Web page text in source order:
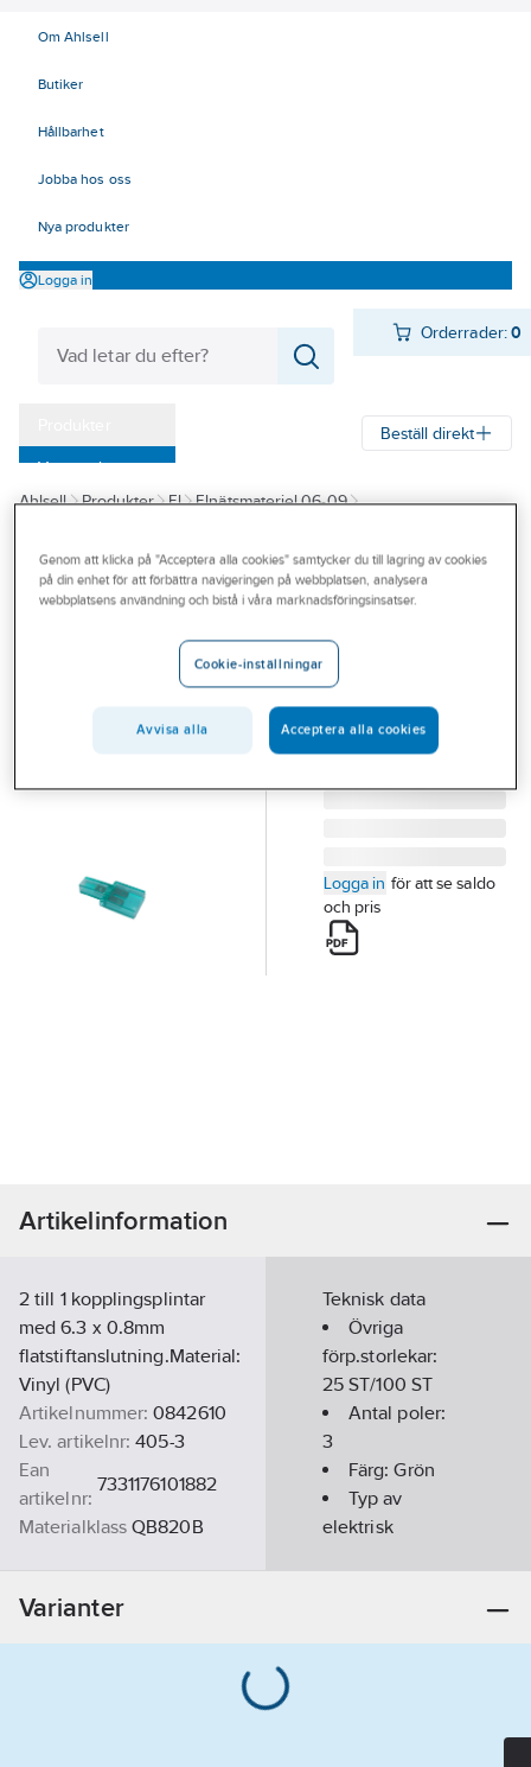
Om Ahlsell
Butiker
Hållbarhet
Jobba hos oss
Nya produkter
Logga in
Orderrader:0
Varumärken
Kampanjer
Outlet
Branscher
Beställ direkt
Ahlsell Produkter El
Elnätsmateriel 06-09
NEMIQ
Kopplingsplint
405-3
PLINT 405-3
Artikelnummer:
Lev. artikelnr:
405-3
Logga in för att se saldo
och pris
Artikelinformation
2 till 1 kopplingsplintar
med 6.3 x 0.8mm
flatstiftanslutning.Material:
Vinyl (PVC)
Artikelnummer: 0842610
Lev. artikelnr: 405-3
Ean
artikelnr:
7331176101882
Materialklass QB820B
Teknisk data
Övriga
förp.storlekar:
25 ST/100 ST
Antal poler:
3
Färg:Grön
Typ av
elektrisk
elektrisk
Varianter
Genom att klicka på "Acceptera alla cookies" samtycker du till lagring av cookies
på din enhet för att förbättra navigeringen på webbplatsen, analysera
webbplatsens användning och bistå i våra marknadsföringsinsatser.
Cookie-inställningar
Avvisa alla Acceptera alla cookies